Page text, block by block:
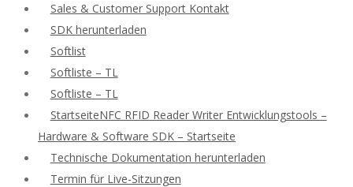
Sales & Customer Support Kontakt
SDK herunterladen
Softlist
Softliste – TL
Softliste – TL
StartseiteNFC RFID Reader Writer Entwicklungstools –
Hardware & Software SDK – Startseite
Technische Dokumentation herunterladen
Termin für Live-Sitzungen